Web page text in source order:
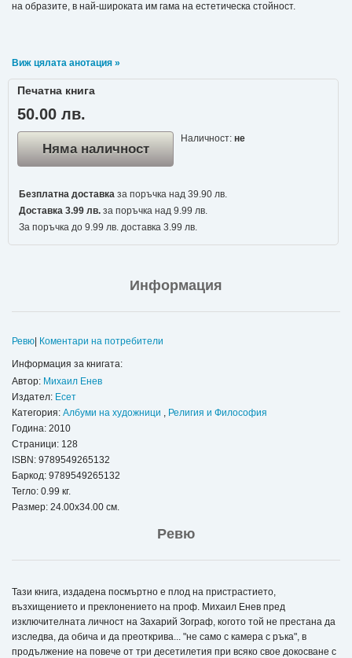
на образите, в най-широката им гама на естетическа стойност.
Виж цялата анотация »
Печатна книга
50.00 лв.
Няма наличност
Наличност: не
Безплатна доставказа поръчка над 39.90 лв.
Доставка 3.99 лв.за поръчка над 9.99 лв.
За поръчка до 9.99 лв. доставка 3.99 лв.
Информация
Ревю Коментари на потребители
Информация за книгата:
Автор: Михаил Енев
Издател: Есет
Категория: Албуми на художници , Религия и Философия
Година: 2010
Страници: 128
ISBN: 9789549265132
Баркод: 9789549265132
Тегло: 0.99 кг.
Размер: 24.00x34.00 см.
Ревю
Тази книга, издадена посмъртно е плод на пристрастието,
възхищението и преклонението на проф. Михаил Енев пред
изключителната личност на Захарий Зограф, когото той не престана да
изследва, да обича и да преоткрива... "не само с камера с ръка", в
продължение на повече от три десетилетия при всяко свое докосване с